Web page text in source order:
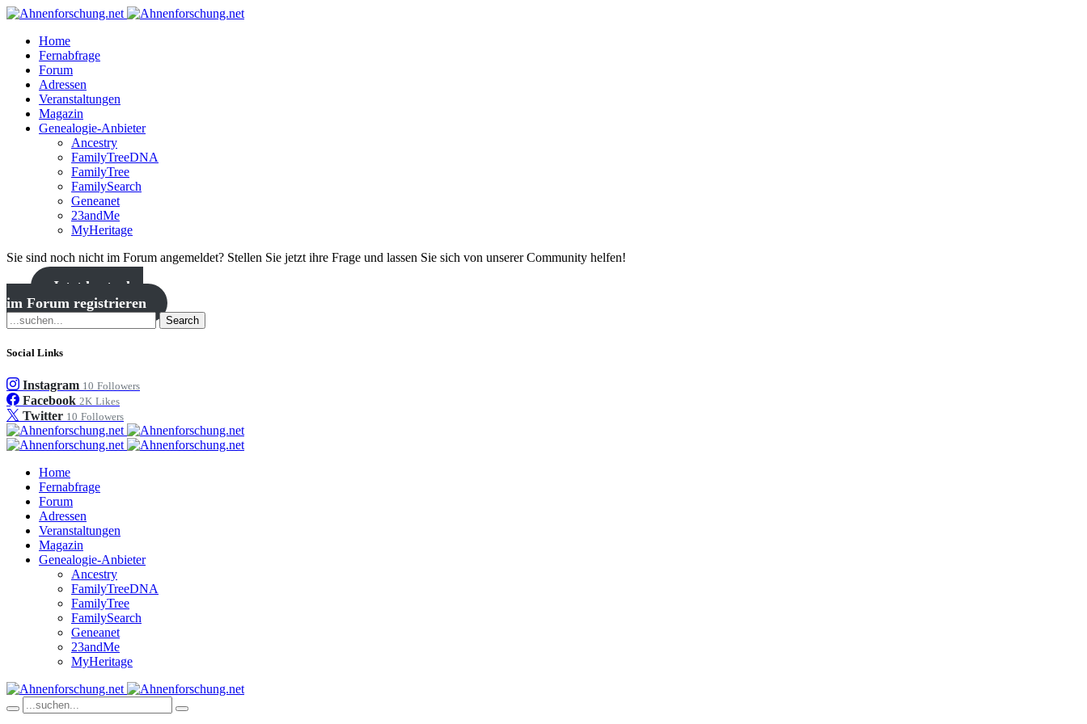
Home
Fernabfrage
Forum
Adressen
Veranstaltungen
Magazin
Genealogie-Anbieter
Ancestry
FamilyTreeDNA
FamilyTree
FamilySearch
Geneanet
23andMe
MyHeritage
Sie sind noch nicht im Forum angemeldet? Stellen Sie jetzt ihre Frage und lassen Sie sich von unserer Community helfen!
Jetzt kostenlos
im Forum registrieren
Search
Social Links
Instagram 10 Followers
Facebook 2K Likes
Twitter 10 Followers
Home
Fernabfrage
Forum
Adressen
Veranstaltungen
Magazin
Genealogie-Anbieter
Ancestry
FamilyTreeDNA
FamilyTree
FamilySearch
Geneanet
23andMe
MyHeritage